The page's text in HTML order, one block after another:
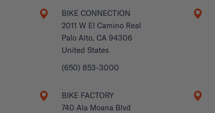
BIKE CONNECTION
2011 W El Camino Real
Palo Alto, CA 94306
United States
(650) 853-3000
BIKE FACTORY
740 Ala Moana Blvd